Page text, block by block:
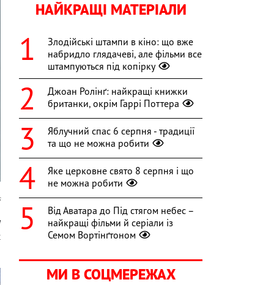
НАЙКРАЩІ МАТЕРІАЛИ
Злодійські штампи в кіно: що вже
набридло глядачеві, але фільми все
штампуються під копірку
Джоан Ролінґ: найкращі книжки
британки, окрім Гаррі Поттера
Яблучний спас 6 серпня - традиції
та що не можна робити
Яке церковне свято 8 серпня і що
не можна робити
Від Аватара до Під стягом небес –
найкращі фільми й серіали із
Семом Вортінґтоном
МИ В СОЦМЕРЕЖАХ